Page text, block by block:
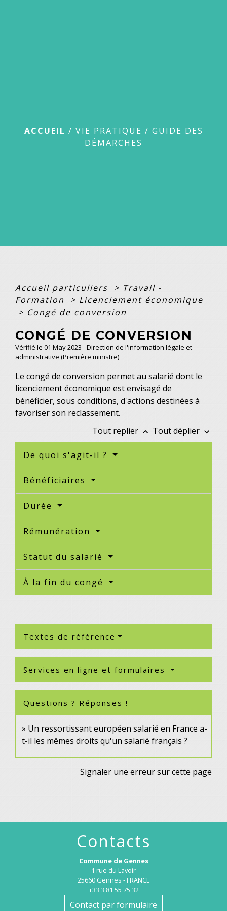
ACCUEIL / VIE PRATIQUE / GUIDE DES
DÉMARCHES
Accueil particuliers > Travail -
Formation
> Licenciement économique
> Congé de conversion
CONGÉ DE CONVERSION
Vérifié le 01 May 2023 - Direction de l'information légale et
administrative (Première ministre)
Le congé de conversion permet au salarié dont le
licenciement économique est envisagé de
bénéficier, sous conditions, d'actions destinées à
favoriser son reclassement.
Tout replier keyboard_arrow_up Tout déplier keyboard_arrow_down
De quoi s'agit-il ?
Bénéficiaires
Durée
Rémunération
Statut du salarié
À la fin du congé
Textes de référence
Services en ligne et formulaires
Questions ? Réponses !
Un ressortissant européen salarié en France a-
t-il les mêmes droits qu'un salarié français ?
Signaler une erreur sur cette page
Contacts
Commune de Gennes
1 rue du Lavoir
25660 Gennes - FRANCE
+33 3 81 55 75 32
Contact par formulaire